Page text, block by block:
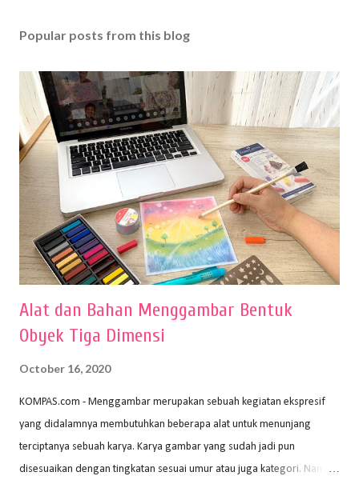
Popular posts from this blog
Alat dan Bahan Menggambar Bentuk
Obyek Tiga Dimensi
October 16, 2020
KOMPAS.com - Menggambar merupakan sebuah kegiatan ekspresif
yang didalamnya membutuhkan beberapa alat untuk menunjang
terciptanya sebuah karya. Karya gambar yang sudah jadi pun
disesuaikan dengan tingkatan sesuai umur atau juga kategori. Namun,